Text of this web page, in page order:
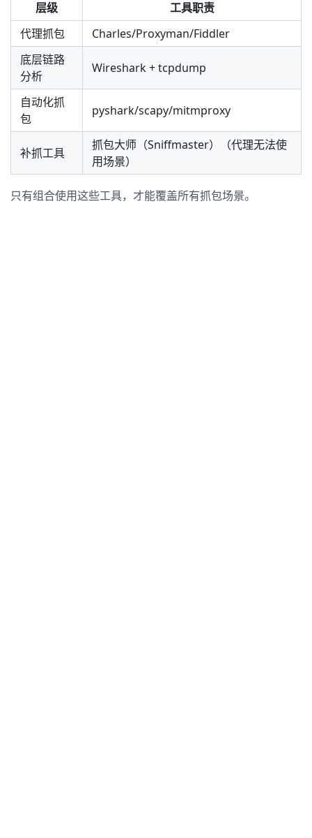
层级
工具职责
代理抓包
Charles/Proxyman/Fiddler
底层链路
分析
Wireshark + tcpdump
自动化抓
包
pyshark/scapy/mitmproxy
补抓工具
抓包大师（Sniffmaster）（代理无法使
用场景）
只有组合使用这些工具，才能覆盖所有抓包场景。